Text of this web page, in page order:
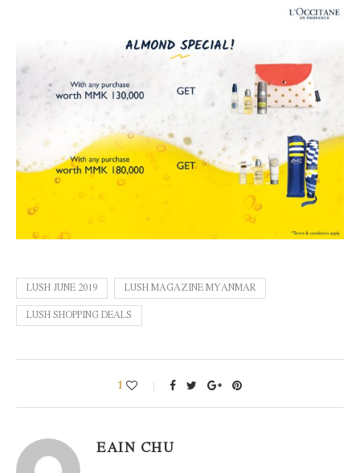
LUSH JUNE 2019 LUSH MAGAZINE MYANMAR
LUSH SHOPPING DEALS
1
EAIN CHU